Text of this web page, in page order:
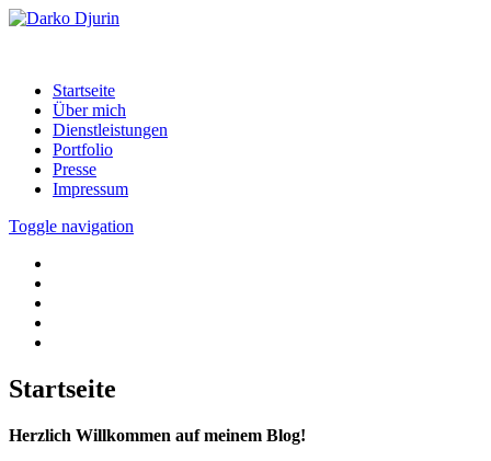
Startseite
Über mich
Dienstleistungen
Portfolio
Presse
Impressum
Toggle navigation
Startseite
Herzlich Willkommen auf meinem Blog!